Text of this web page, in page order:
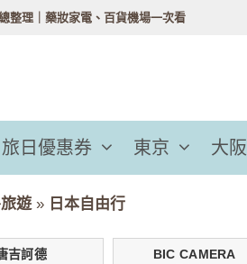
整理｜藥妝家電、百貨機場一次看
旅日優惠券 東京 大阪
遊 » 日本自由行
吉訶德 BIC CAMERA